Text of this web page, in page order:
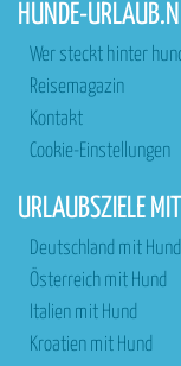
HUNDE-
Wer steckt hinter
Reisemagazin
Kontakt
Cookie-Einstellungen
URLAUBSZIELE
Deutschland mit Hund
Österreich mit Hund
Italien mit Hund
Kroatien mit Hund